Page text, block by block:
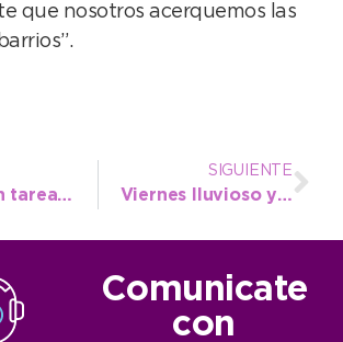
que nosotros acerquemos las
Intensifican tareas de recuperación de espacios públicos en la plaza “Isabel La Católica”
SIGUIENTE
Viernes lluvioso y pronóstico parecido para el domingo
Comunicate
con